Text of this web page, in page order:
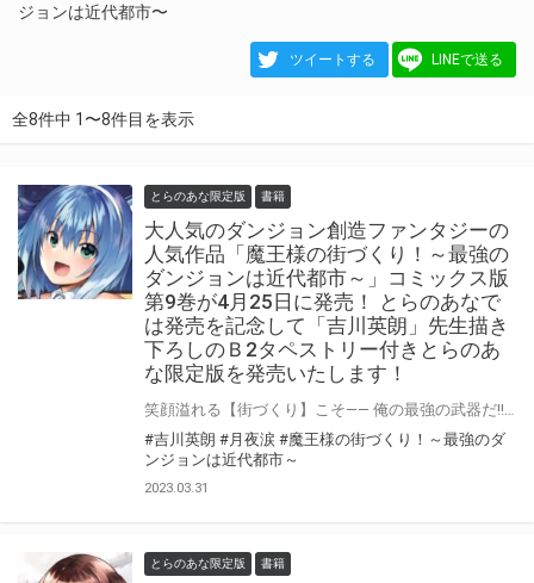
ジョンは近代都市〜
ツイートする LINEで送る
全8件中 1〜8件目を表示
とらのあな限定版 書籍
大人気のダンジョン創造ファンタジーの
人気作品「魔王様の街づくり！～最強の
ダンジョンは近代都市～」コミックス版
第9巻が4月25日に発売！ とらのあなで
は発売を記念して「吉川英朗」先生描き
下ろしのＢ2タペストリー付きとらのあ
な限定版を発売いたします！
#吉川英朗 #月夜涙 #魔王様の街づくり！～最強のダ
ンジョンは近代都市～
2023.03.31
とらのあな限定版 書籍